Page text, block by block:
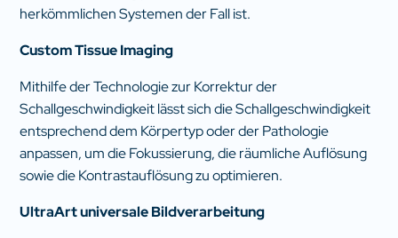
herkömmlichen Systemen der Fall ist.
Custom Tissue Imaging​
Mithilfe der Technologie zur Korrektur der
Schallgeschwindigkeit lässt sich die Schallgeschwindigkeit
entsprechend dem Körpertyp oder der Pathologie
anpassen, um die Fokussierung, die räumliche Auflösung
sowie die Kontrastauflösung zu optimieren.
UltraArt universale Bildverarbeitung